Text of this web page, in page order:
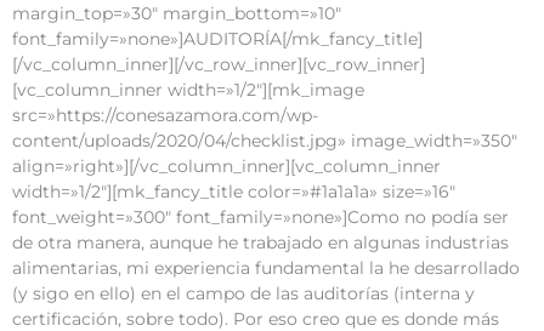
margin_top=»30″ margin_bottom=»10″
font_family=»none»]AUDITORÍA[/mk_fancy_title]
[/vc_column_inner][/vc_row_inner][vc_row_inner]
[vc_column_inner width=»1/2″][mk_image
src=»https://conesazamora.com/wp-
content/uploads/2020/04/checklist.jpg» image_width=»350″
align=»right»][/vc_column_inner][vc_column_inner
width=»1/2″][mk_fancy_title color=»#1a1a1a» size=»16″
font_weight=»300″ font_family=»none»]Como no podía ser
de otra manera, aunque he trabajado en algunas industrias
alimentarias, mi experiencia fundamental la he desarrollado
(y sigo en ello) en el campo de las auditorías (interna y
certificación, sobre todo). Por eso creo que es donde más